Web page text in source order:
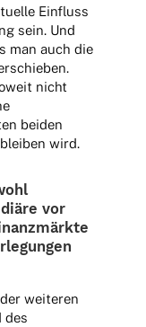
Einfluss
sein. Und
man auch die
nicht
beiden
wird.
vor
weite­ren
des